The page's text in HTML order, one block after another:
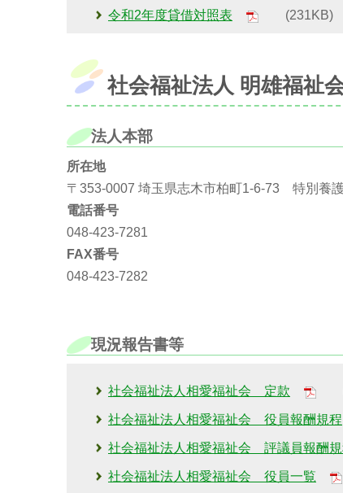
令和2年度貸借対照表 (231KB)
社会福祉法人 明雄福祉
法人本部
所在地
〒353-0007 埼玉県志木市柏町1-6-73 特別養
電話番号
048-423-7281
FAX番号
048-423-7282
現況報告書等
社会福祉法人相愛福祉会 定款
社会福祉法人相愛福祉会 役員報酬規程
社会福祉法人相愛福祉会 評議員報酬
社会福祉法人相愛福祉会 役員一覧